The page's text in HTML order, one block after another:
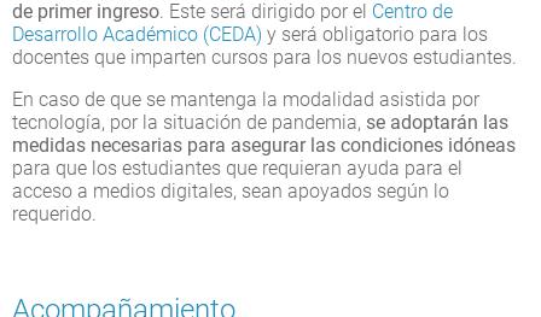
de primer ingreso. Este será dirigido por el Centro de
Desarrollo Académico (CEDA) y será obligatorio para los
docentes que imparten cursos para los nuevos estudiantes.
En caso de que se mantenga la modalidad asistida por
tecnología, por la situación de pandemia, se adoptarán las
medidas necesarias para asegurar las condiciones idóneas
para que los estudiantes que requieran ayuda para el
acceso a medios digitales, sean apoyados según lo
requerido.
Acompañamiento